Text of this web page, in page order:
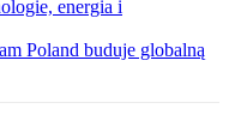
energia i
Poland buduje globalną